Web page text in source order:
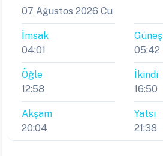
07 Ağustos 2026 Cu
İmsak
04:01
Güneş
05:42
Öğle
12:58
İkindi
16:50
Akşam
20:04
Yatsı
21:38